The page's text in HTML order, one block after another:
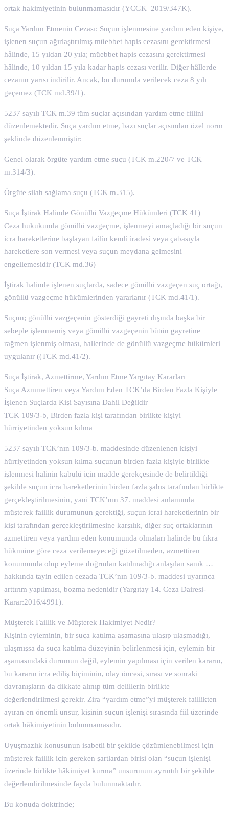
ortak hakimiyetinin bulunmamasıdır (YCGK–2019/347K).
Suça Yardım Etmenin Cezası: Suçun işlenmesine yardım eden kişiye,
işlenen suçun ağırlaştırılmış müebbet hapis cezasını gerektirmesi
hâlinde, 15 yıldan 20 yıla; müebbet hapis cezasını gerektirmesi
hâlinde, 10 yıldan 15 yıla kadar hapis cezası verilir. Diğer hâllerde
cezanın yarısı indirilir. Ancak, bu durumda verilecek ceza 8 yılı
geçemez (TCK md.39/1).
5237 sayılı TCK m.39 tüm suçlar açısından yardım etme fiilini
düzenlemektedir. Suça yardım etme, bazı suçlar açısından özel norm
şeklinde düzenlenmiştir:
Genel olarak örgüte yardım etme suçu (TCK m.220/7 ve TCK
m.314/3).
Örgüte silah sağlama suçu (TCK m.315).
Suça İştirak Halinde Gönüllü Vazgeçme Hükümleri (TCK 41)
Ceza hukukunda gönüllü vazgeçme, işlenmeyi amaçladığı bir suçun
icra hareketlerine başlayan failin kendi iradesi veya çabasıyla
hareketlere son vermesi veya suçun meydana gelmesini
engellemesidir (TCK md.36)
İştirak halinde işlenen suçlarda, sadece gönüllü vazgeçen suç ortağı,
gönüllü vazgeçme hükümlerinden yararlanır (TCK md.41/1).
Suçun; gönüllü vazgeçenin gösterdiği gayreti dışında başka bir
sebeple işlenmemiş veya gönüllü vazgeçenin bütün gayretine
rağmen işlenmiş olması, hallerinde de gönüllü vazgeçme hükümleri
uygulanır ((TCK md.41/2).
Suça İştirak, Azmettirme, Yardım Etme Yargıtay Kararları
Suça Azmmettiren veya Yardım Eden TCK’da Birden Fazla Kişiyle
İşlenen Suçlarda Kişi Sayısına Dahil Değildir
TCK 109/3-b, Birden fazla kişi tarafından birlikte kişiyi
hürriyetinden yoksun kılma
5237 sayılı TCK’nın 109/3-b. maddesinde düzenlenen kişiyi
hürriyetinden yoksun kılma suçunun birden fazla kişiyle birlikte
işlenmesi halinin kabulü için madde gerekçesinde de belirtildiği
şekilde suçun icra hareketlerinin birden fazla şahıs tarafından birlikte
gerçekleştirilmesinin, yani TCK’nın 37. maddesi anlamında
müşterek faillik durumunun gerektiği, suçun icrai hareketlerinin bir
kişi tarafından gerçekleştirilmesine karşılık, diğer suç ortaklarının
azmettiren veya yardım eden konumunda olmaları halinde bu fıkra
hükmüne göre ceza verilemeyeceği gözetilmeden, azmettiren
konumunda olup eyleme doğrudan katılmadığı anlaşılan sanık …
hakkında tayin edilen cezada TCK’nın 109/3-b. maddesi uyarınca
arttırım yapılması, bozma nedenidir (Yargıtay 14. Ceza Dairesi-
Karar:2016/4991).
Müşterek Faillik ve Müşterek Hakimiyet Nedir?
Kişinin eyleminin, bir suça katılma aşamasına ulaşıp ulaşmadığı,
ulaşmışsa da suça katılma düzeyinin belirlenmesi için, eylemin bir
aşamasındaki durumun değil, eylemin yapılması için verilen kararın,
bu kararın icra ediliş biçiminin, olay öncesi, sırası ve sonraki
davranışların da dikkate alınıp tüm delillerin birlikte
değerlendirilmesi gerekir. Zira “yardım etme”yi müşterek faillikten
ayıran en önemli unsur, kişinin suçun işlenişi sırasında fiil üzerinde
ortak hâkimiyetinin bulunmamasıdır.
Uyuşmazlık konusunun isabetli bir şekilde çözümlenebilmesi için
müşterek faillik için gereken şartlardan birisi olan “suçun işlenişi
üzerinde birlikte hâkimiyet kurma” unsurunun ayrıntılı bir şekilde
değerlendirilmesinde fayda bulunmaktadır.
Bu konuda doktrinde;